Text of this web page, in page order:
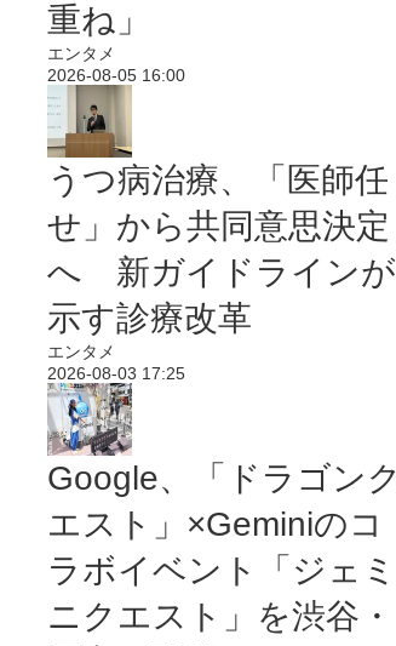
重ね」
エンタメ
2026-08-05 16:00
うつ病治療、「医師任
せ」から共同意思決定
へ 新ガイドラインが
示す診療改革
エンタメ
2026-08-03 17:25
Google、「ドラゴンク
エスト」×Geminiのコ
ラボイベント「ジェミ
ニクエスト」を渋谷・